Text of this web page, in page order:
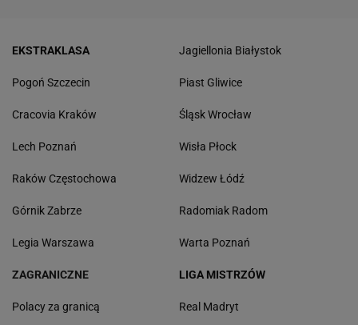
EKSTRAKLASA
Pogoń Szczecin
Cracovia Kraków
Lech Poznań
Raków Częstochowa
Górnik Zabrze
Legia Warszawa
Jagiellonia Białystok
Piast Gliwice
Śląsk Wrocław
Wisła Płock
Widzew Łódź
Radomiak Radom
Warta Poznań
ZAGRANICZNE
Polacy za granicą
LIGA MISTRZÓW
Real Madryt